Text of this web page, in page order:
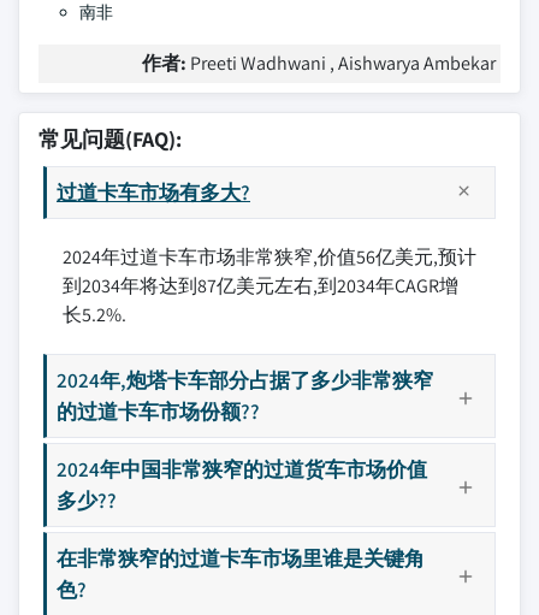
南非
作者: Preeti Wadhwani , Aishwarya Ambekar
常见问题(FAQ):
过道卡车市场有多大?
2024年过道卡车市场非常狭窄,价值56亿美元,预计
到2034年将达到87亿美元左右,到2034年CAGR增
长5.2%.
2024年,炮塔卡车部分占据了多少非常狭窄
的过道卡车市场份额??
2024年中国非常狭窄的过道货车市场价值
多少??
在非常狭窄的过道卡车市场里谁是关键角
色?